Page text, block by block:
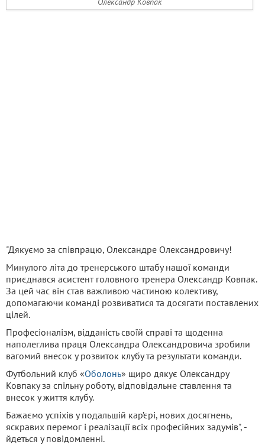
"Дякуємо за співпрацю, Олександре Олександровичу!
Минулого літа до тренерського штабу нашої команди
приєднався асистент головного тренера Олександр Ковпак.
За цей час він став важливою частиною колективу,
допомагаючи команді розвиватися та досягати поставлених
цілей.
Професіоналізм, відданість своїй справі та щоденна
наполеглива праця Олександра Олександровича зробили
вагомий внесок у розвиток клубу та результати команди.
Футбольний клуб «Оболонь» щиро дякує Олександру
Ковпаку за спільну роботу, відповідальне ставлення та
внесок у життя клубу.
Бажаємо успіхів у подальшій кар’єрі, нових досягнень,
яскравих перемог і реалізації всіх професійних задумів", -
йдеться у повідомленні.